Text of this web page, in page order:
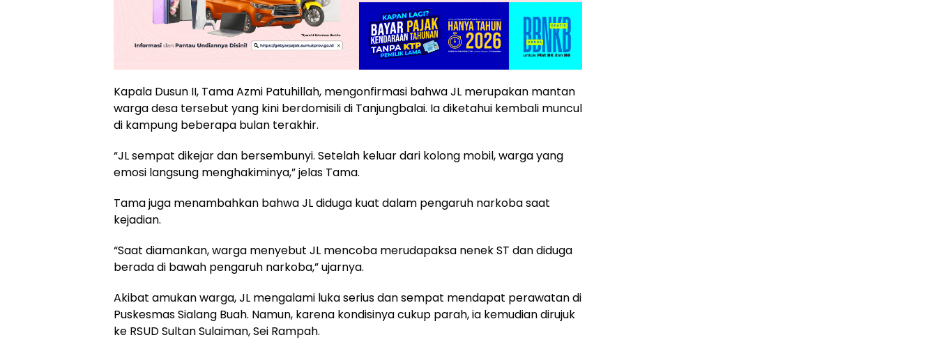
Kapala Dusun II, Tama Azmi Patuhillah, mengonfirmasi bahwa JL merupakan mantan
warga desa tersebut yang kini berdomisili di Tanjungbalai. Ia diketahui kembali muncul
di kampung beberapa bulan terakhir.
“JL sempat dikejar dan bersembunyi. Setelah keluar dari kolong mobil, warga yang
emosi langsung menghakiminya,” jelas Tama.
Tama juga menambahkan bahwa JL diduga kuat dalam pengaruh narkoba saat
kejadian.
“Saat diamankan, warga menyebut JL mencoba merudapaksa nenek ST dan diduga
berada di bawah pengaruh narkoba,” ujarnya.
Akibat amukan warga, JL mengalami luka serius dan sempat mendapat perawatan di
Puskesmas Sialang Buah. Namun, karena kondisinya cukup parah, ia kemudian dirujuk
ke RSUD Sultan Sulaiman, Sei Rampah.